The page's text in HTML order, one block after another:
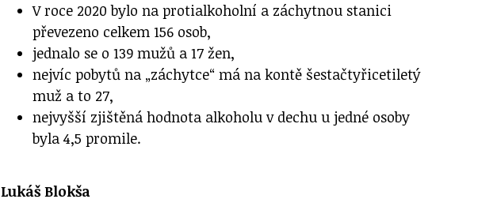
V roce 2020 bylo na protialkoholní a záchytnou stanici
převezeno celkem 156 osob,
jednalo se o 139 mužů a 17 žen,
nejvíc pobytů na „záchytce“ má na kontě šestačtyřicetiletý
muž a to 27,
nejvyšší zjištěná hodnota alkoholu v dechu u jedné osoby
byla 4,5 promile.
Lukáš Blokša